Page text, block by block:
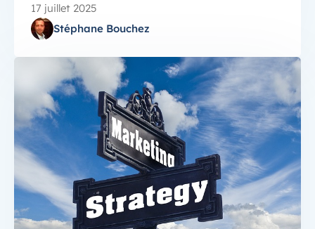
17 juillet 2025
Stéphane Bouchez